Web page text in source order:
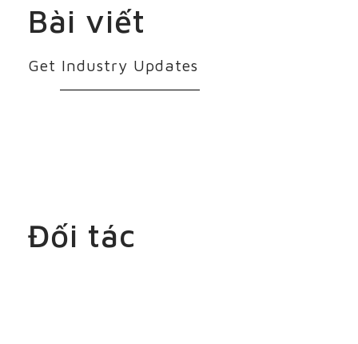
Bài viết
Get Industry Updates
Đối tác